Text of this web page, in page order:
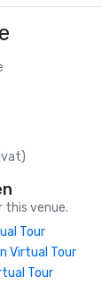
this venue.
Tour
Virtual Tour
Tour